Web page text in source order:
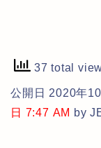
37 total
公開日 2020年
日 7:47 AM by